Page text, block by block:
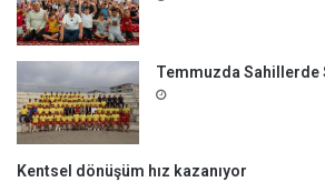
Temmuzda Sahillerde
Kentsel dönüşüm hız kazanıyor